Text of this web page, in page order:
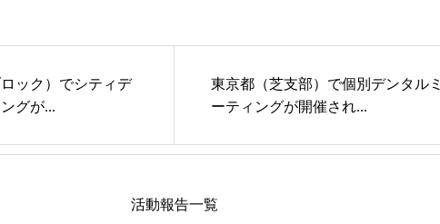
ック）でシティデ
グが...
東京都（芝支部）で個別デンタルミ
ーティングが開催され...
活動報告一覧